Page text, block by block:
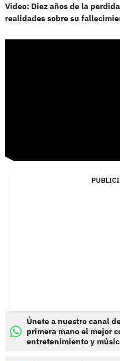
Video: Diez años de la
realidades sobre su
Únete a nuestro canal
primera mano el mejor
entretenimiento y